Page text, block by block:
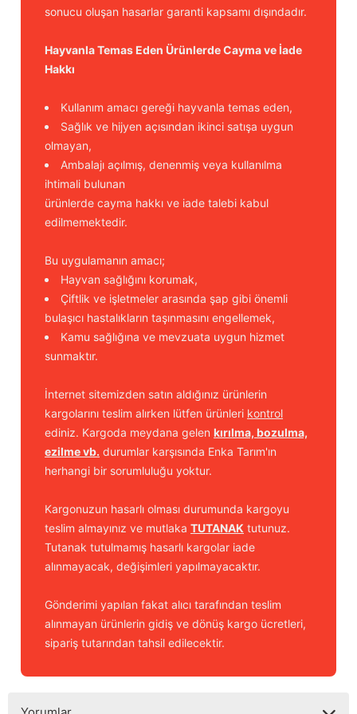
sonucu oluşan hasarlar garanti kapsamı dışındadır.
Hayvanla Temas Eden Ürünlerde Cayma ve İade
Hakkı
Kullanım amacı gereği hayvanla temas eden,
Sağlık ve hijyen açısından ikinci satışa uygun
olmayan,
Ambalajı açılmış, denenmiş veya kullanılma
ihtimali bulunan
ürünlerde cayma hakkı ve iade talebi kabul
edilmemektedir.
Bu uygulamanın amacı;
Hayvan sağlığını korumak,
Çiftlik ve işletmeler arasında şap gibi önemli
bulaşıcı hastalıkların taşınmasını engellemek,
Kamu sağlığına ve mevzuata uygun hizmet
sunmaktır.
İnternet sitemizden satın aldığınız ürünlerin
kargolarını teslim alırken lütfen ürünleri kontrol
ediniz. Kargoda meydana gelen kırılma, bozulma,
ezilme vb. durumlar karşısında Enka Tarım'ın
herhangi bir sorumluluğu yoktur.
Kargonuzun hasarlı olması durumunda kargoyu
teslim almayınız ve mutlaka TUTANAK tutunuz.
Tutanak tutulmamış hasarlı kargolar iade
alınmayacak, değişimleri yapılmayacaktır.
Gönderimi yapılan fakat alıcı tarafından teslim
alınmayan ürünlerin gidiş ve dönüş kargo ücretleri,
sipariş tutarından tahsil edilecektir.